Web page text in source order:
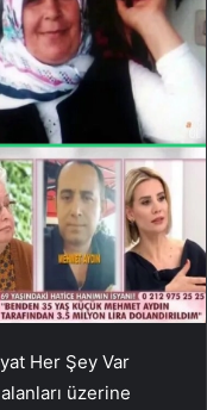
Her Şey Var
üzerine